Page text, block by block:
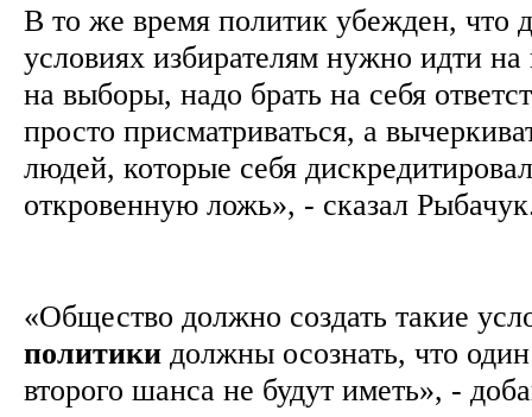
В то же время политик убежден, что
условиях избирателям нужно идти
на выборы, надо брать на себя
просто присматриваться, а
людей, которые себя
откровенную ложь», - сказал
«Общество должно создать такие
политики должны осознать, что
второго шанса не будут иметь», -